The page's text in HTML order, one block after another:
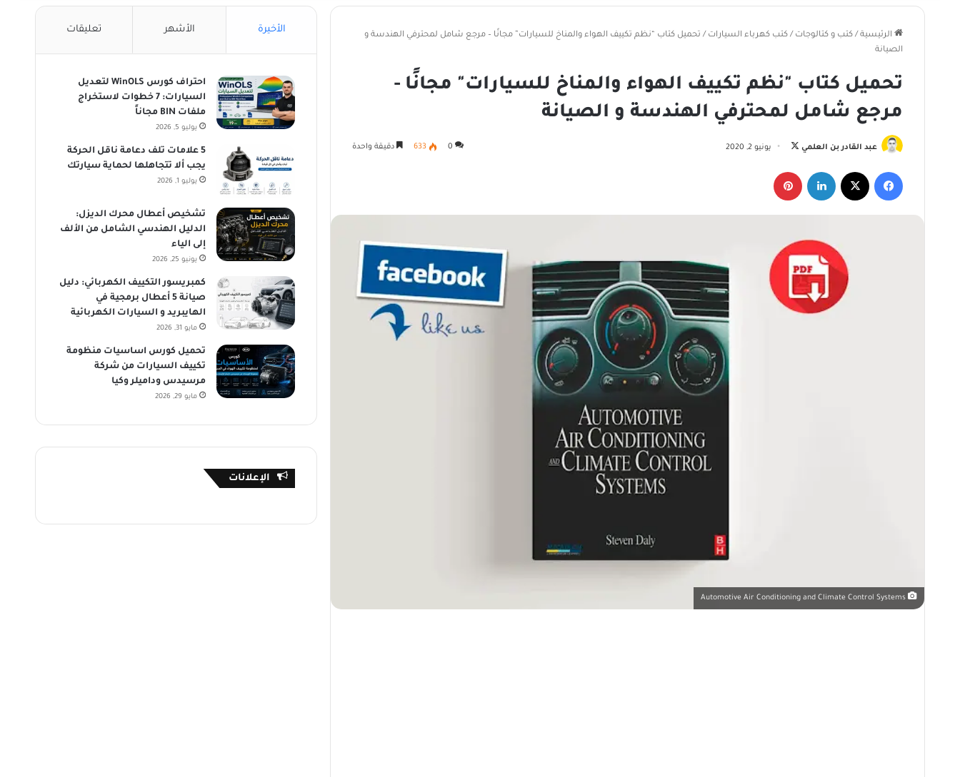
الرئيسية / كتب و كتالوجات / كتب كهرباء السيارات / تحميل كتاب “نظم تكييف الهواء والمناخ للسيارات” مجانًا – مرجع شامل لمحترفي الهندسة و
الصيانة
تحميل كتاب "نظم تكييف الهواء والمناخ للسيارات" مجانًا -
مرجع شامل لمحترفي الهندسة و الصيانة
عبد القادر بن العلمي
تابع
X
يونيو 2, 2020 0
633 دقيقة واحدة
فيسبوك لينكدإن
Automotive Air Conditioning and Climate Control Systems
الأخيرة الأشهر تعليقات
احتراف كورس WinOLS لتعديل
السيارات: 7 خطوات لاستخراج
ملفات BIN مجاناً
يوليو 5, 2026
5 علامات تلف دعامة ناقل الحركة
يجب ألا تتجاهلها لحماية سيارتك
يوليو 1, 2026
تشخيص أعطال محرك الديزل:
الدليل الهندسي الشامل من الألف
إلى الياء
يونيو 25, 2026
كمبريسور التكييف الكهربائي: دليل
صيانة 5 أعطال برمجية في
الهايبريد و السيارات الكهربائية
مايو 31, 2026
تحميل كورس اساسيات منظومة
تكييف السيارات من شركة
مرسيدس وداميلر وكيا
مايو 29, 2026
الإعلانات